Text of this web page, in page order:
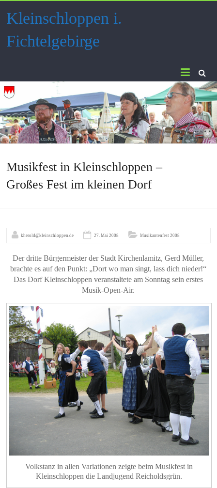
content
Kleinschloppen i.
Fichtelgebirge
Musikfest in Kleinschloppen –
Großes Fest im kleinen Dorf
kherold@kleinschloppen.de 27. Mai 2008 Musikantenfest 2008
Der dritte Bürgermeister der Stadt Kirchenlamitz, Gerd Müller,
brachte es auf den Punkt: „Dort wo man singt, lass dich nieder!“
Das Dorf Kleinschloppen veranstaltete am Sonntag sein erstes
Musik-Open-Air.
Volkstanz in allen Variationen zeigte beim Musikfest in
Kleinschloppen die Landjugend Reicholdsgrün.